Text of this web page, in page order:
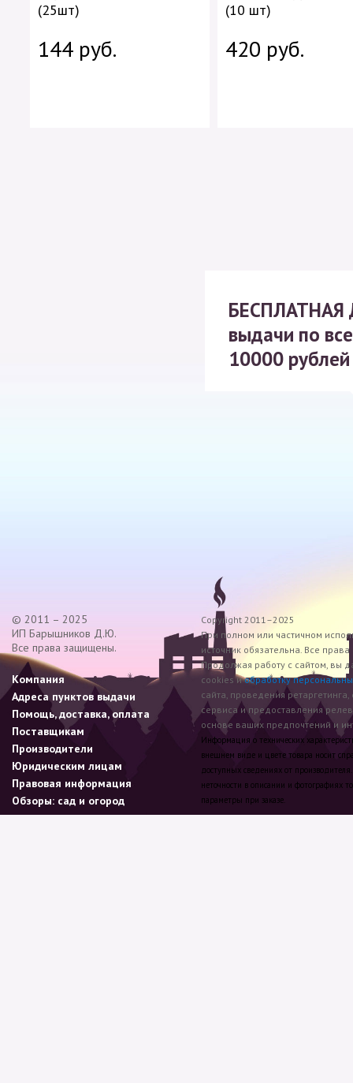
(25шт)
144 руб.
(10 шт)
420 руб.
БЕСПЛАТНАЯ
выдачи по
10000 рублей
© 2011 – 2025
ИП Барышников Д.Ю.
Все права защищены.
Компания
Адреса пунктов выдачи
Помощь, доставка, оплата
Поставщикам
Производители
Юридическим лицам
Правовая информация
Обзоры: сад и огород
Copyright 2011–2025
При полном или частичном
источник обязательна. Все
Продолжая работу с сайтом, вы
cookies иобработку
сайта, проведения
сервиса и предоставления
основе ваших предпочтений и
Информация о технических
внешнем виде и цвете товара носит
доступных сведениях от
неточности в описании и фотографиях
параметры при заказе.